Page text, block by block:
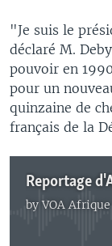
"Je suis le
déclaré M.
pouvoir en
pour un
quinzaine de
français de la
byVOA Afrique
No